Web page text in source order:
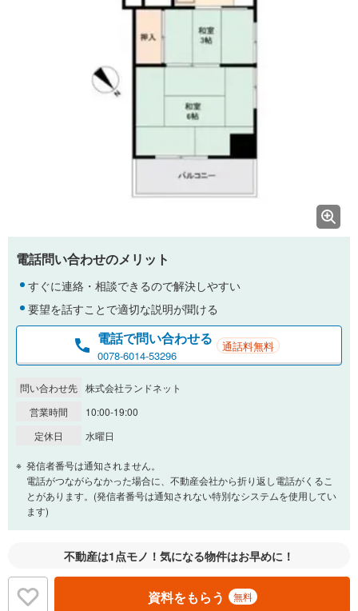
電話問い合わせのメリット
すぐに連絡・相談できるので解決しやすい
要望を話すことで適切な説明が聞ける
電話で問い合わせる
0078-6014-53296
通話料無料
問い合わせ先 株式会社ランドネット
営業時間
10:00-19:00
定休日
水曜日
発信者番号は通知されません。
電話がつながらなかった場合に、不動産会社から折り返し電話がくるこ
とがあります。(発信者番号は通知されない特別なシステムを使用してい
ます)
不動産は1点モノ！気になる物件はお早めに！
資料をもらう 無料